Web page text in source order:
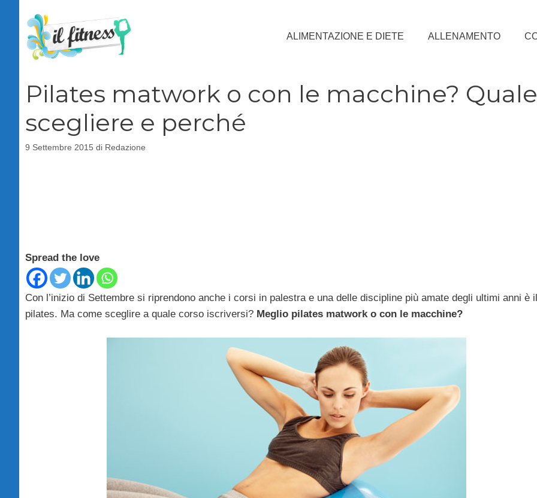
contenuto
ALIMENTAZIONE E DIETE ALLENAMENTO
Pilates matwork o con le macchine? Quale
scegliere e perché
9 Settembre 2015 di Redazione
Spread the love
Con l’inizio di Settembre si riprendono anche i corsi in palestra e una delle discipline più amate degli ultimi anni è il
pilates. Ma come sceglire a quale corso iscriversi? Meglio pilates matwork o con le macchine?